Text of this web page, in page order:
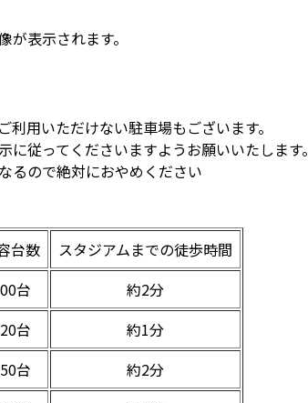
表示されます。
用いただけない駐車場もございます。
従ってくださいますようお願いいたします。
るので絶対におやめください
台数
スタジアムまでの徒歩時間
台
約2分
台
約1分
台
約2分